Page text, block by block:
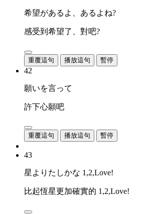
希望があるよ、あるよね?
感受到希望了、對吧?
重覆這句 播放這句 暫停
42
願いを言って
許下心願吧
重覆這句 播放這句 暫停
43
星よりたしかな 1,2,Love!
比起恆星更加確實的 1,2,Love!